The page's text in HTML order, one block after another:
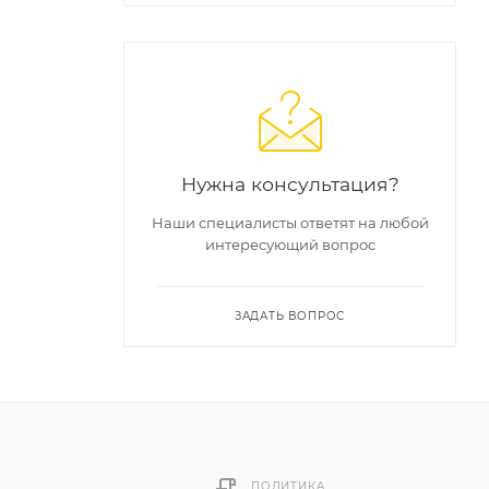
Нужна консультация?
Наши специалисты ответят на любой
интересующий вопрос
ЗАДАТЬ ВОПРОС